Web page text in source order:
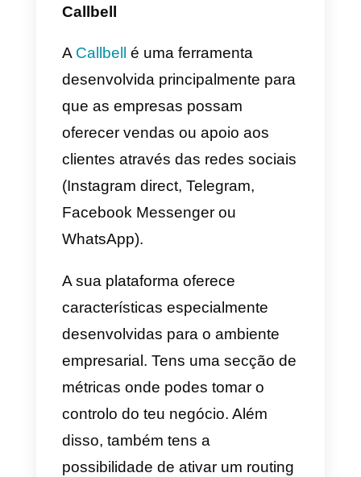
cliente ou vendas. Embora seja a
aplicação mais popular, não é a
única alternativa por que podes
optar para desenvolver o teu
negócio.
Quais são as melhores
alternativas ao WhatsApp
Existem muitas alternativas ao
WhatsApp Business. Neste
artigo, vamos nomear as mais
populares:
Callbell